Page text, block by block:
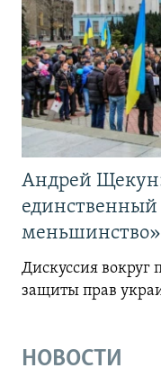
Андрей
единственный
меньшинство»
Дискуссия вокруг
защиты прав
НОВОСТИ